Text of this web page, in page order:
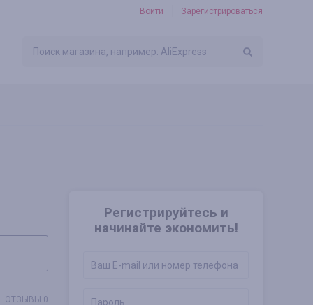
Войти Зарегистрироваться
Регистрируйтесь и
начинайте экономить!
ОТЗЫВЫ 0